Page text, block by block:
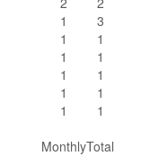
1
3
1
1
1
1
1
1
1
1
1
1
MonthlyTotal